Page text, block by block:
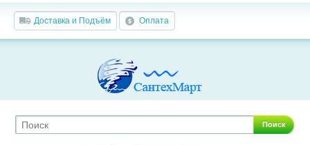
Доставка и Подъём Оплата
Поиск